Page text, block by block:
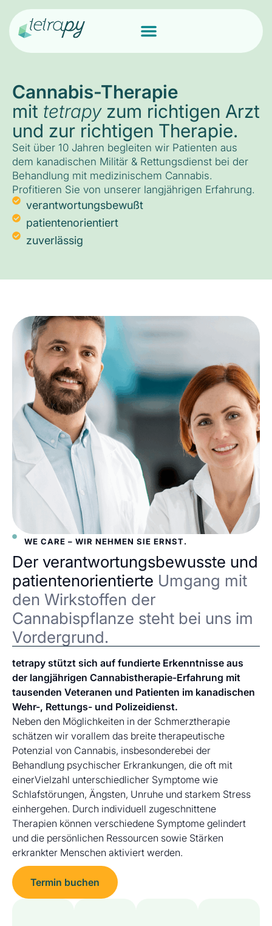
Cannabis-Therapie
mit tetrapyzum richtigen Arzt
und zur richtigen Therapie.
Seit über 10 Jahren begleiten wir Patienten aus
dem kanadischen Militär & Rettungsdienst bei der
Behandlung mit medizinischem Cannabis.
Profitieren Sie von unserer langjährigen Erfahrung.
verantwortungsbewußt
patientenorientiert
zuverlässig
WE CARE – WIR NEHMEN SIE ERNST.
Der verantwortungsbewusste und
patientenorientierte Umgang mit
den Wirkstoffen der
Cannabispflanze steht bei uns im
Vordergrund.
tetrapy stützt sich auf fundierte Erkenntnisse aus
der langjährigen Cannabistherapie-Erfahrung mit
tausenden Veteranen und Patienten im kanadischen
Wehr-, Rettungs- und Polizeidienst.
Neben den Möglichkeiten in der Schmerztherapie
schätzen wir vorallem das breite therapeutische
Potenzial von Cannabis, insbesonderebei der
Behandlung psychischer Erkrankungen, die oft mit
einerVielzahl unterschiedlicher Symptome wie
Schlafstörungen, Ängsten, Unruhe und starkem Stress
einhergehen. Durch individuell zugeschnittene
Therapien können verschiedene Symptome gelindert
und die persönlichen Ressourcen sowie Stärken
erkrankter Menschen aktiviert werden.
Termin buchen